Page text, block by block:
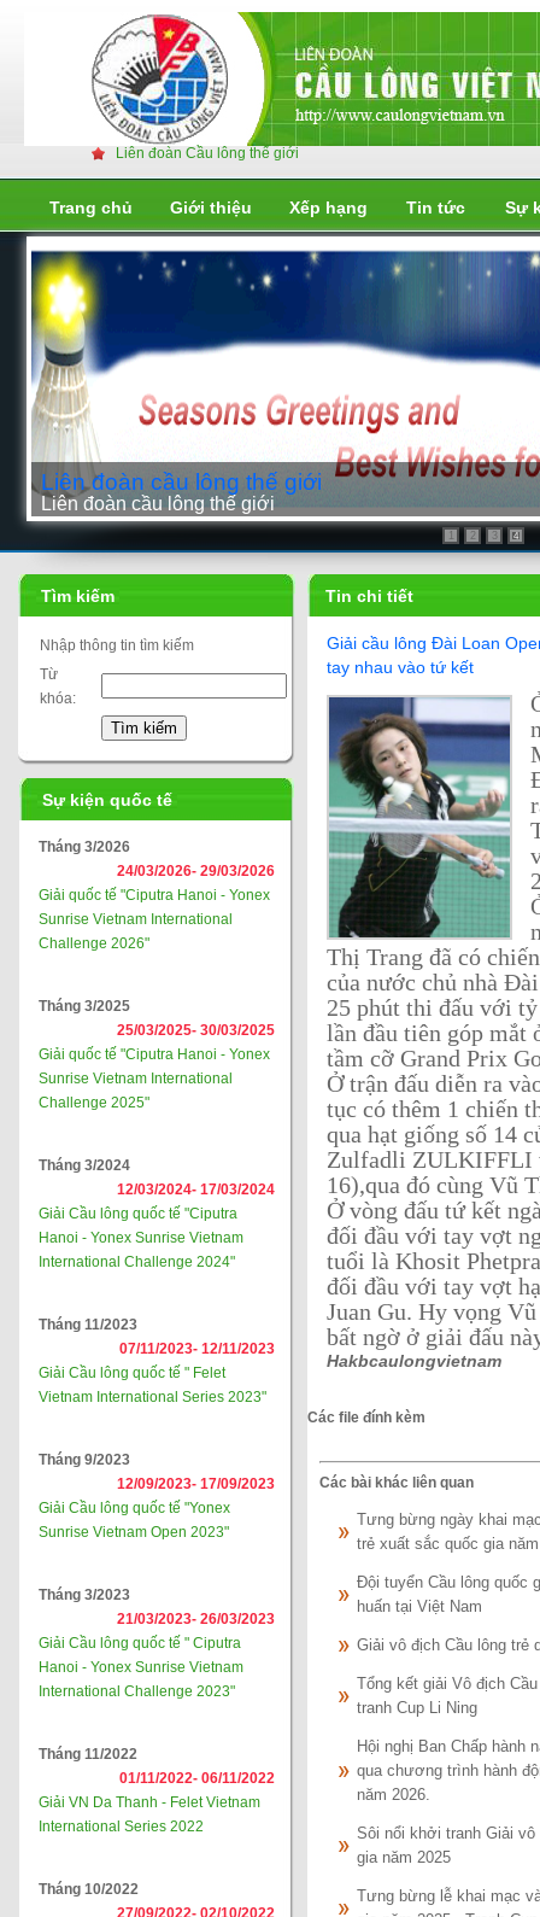
Liên đoàn Cầu lông thế giới
Trang chủ Giới thiệu Xếp hạng Tin tức Sự
Liên đoàn cầu lông thế giới
Liên đoàn cầu lông thế giới
1 2 3 4
Tìm kiếm
Nhập thông tin tìm kiếm
Từ
khóa:
Sự kiện quốc tế
Tháng 3/2026
24/03/2026- 29/03/2026
Giải quốc tế "Ciputra Hanoi - Yonex
Sunrise Vietnam International
Challenge 2026"
Tháng 3/2025
25/03/2025- 30/03/2025
Giải quốc tế "Ciputra Hanoi - Yonex
Sunrise Vietnam International
Challenge 2025"
Tháng 3/2024
12/03/2024- 17/03/2024
Giải Cầu lông quốc tế "Ciputra
Hanoi - Yonex Sunrise Vietnam
International Challenge 2024"
Tháng 11/2023
07/11/2023- 12/11/2023
Giải Cầu lông quốc tế " Felet
Vietnam International Series 2023"
Tháng 9/2023
12/09/2023- 17/09/2023
Giải Cầu lông quốc tế "Yonex
Sunrise Vietnam Open 2023"
Tháng 3/2023
21/03/2023- 26/03/2023
Giải Cầu lông quốc tế " Ciputra
Hanoi - Yonex Sunrise Vietnam
International Challenge 2023"
Tháng 11/2022
01/11/2022- 06/11/2022
Giải VN Da Thanh - Felet Vietnam
International Series 2022
Tháng 10/2022
27/09/2022- 02/10/2022
Tin chi tiết
Giải cầu lông Đài Loan
tay nhau vào tứ kết
Thị Trang đã có
của nước chủ nhà
25 phút thi đấu với
lần đầu tiên góp mắt
tầm cỡ Grand Prix
Ở trận đấu diễn ra
tục có thêm 1 chiến
qua hạt giống số 14
Zulfadli ZULKIFFLI
16),qua đó cùng Vũ
Ở vòng đấu tứ kết
đối đầu với tay vợt
tuổi là Khosit
đối đầu với tay vợt
Juan Gu. Hy vọng
bất ngờ ở giải đấu
Hakbcaulongvietnam
Các file đính kèm
Các bài khác liên quan
Tưng bừng ngày khai
trẻ xuất sắc quốc gia
Đội tuyển Cầu lông quốc
huấn tại Việt Nam
Giải vô địch Cầu lông trẻ
Tổng kết giải Vô địch
tranh Cup Li Ning
Hội nghị Ban Chấp hành
qua chương trình hành
năm 2026.
Sôi nổi khởi tranh Giải vô
gia năm 2025
Tưng bừng lễ khai mạc